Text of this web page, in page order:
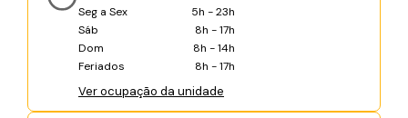
Seg a Sex
5h - 23h
Sáb
8h - 17h
Dom
8h - 14h
Feriados
8h - 17h
Ver ocupação da unidade